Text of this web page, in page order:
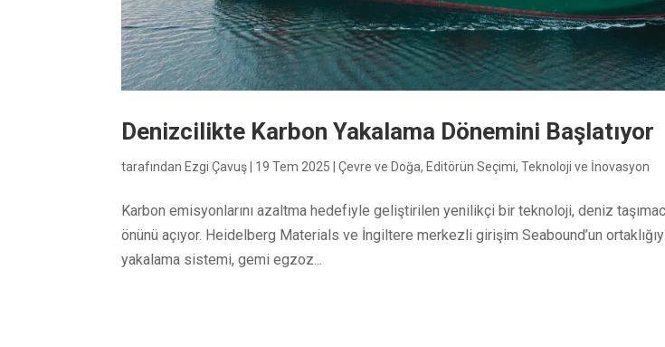
Denizcilikte Karbon Yakalama Dönemini Başlatıyor
tarafından Ezgi Çavuş 19 Tem 2025 |Çevre ve Doğa, Editörün Seçimi,Teknoloji ve İnovasyon
Karbon emisyonlarını azaltma hedefiyle geliştirilen yenilikçi bir teknoloji, deniz
önünü açıyor. Heidelberg Materials ve İngiltere merkezli girişim Seabound’un
yakalama sistemi, gemi egzoz...